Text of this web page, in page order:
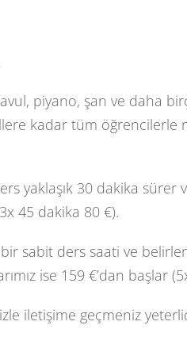
piyano, şan ve daha
kadar tüm öğrencilerle
yaklaşık 30 dakika
45 dakika 80 €).
ders saati ve
ise 159 €’dan başlar
iletişime geçmeniz